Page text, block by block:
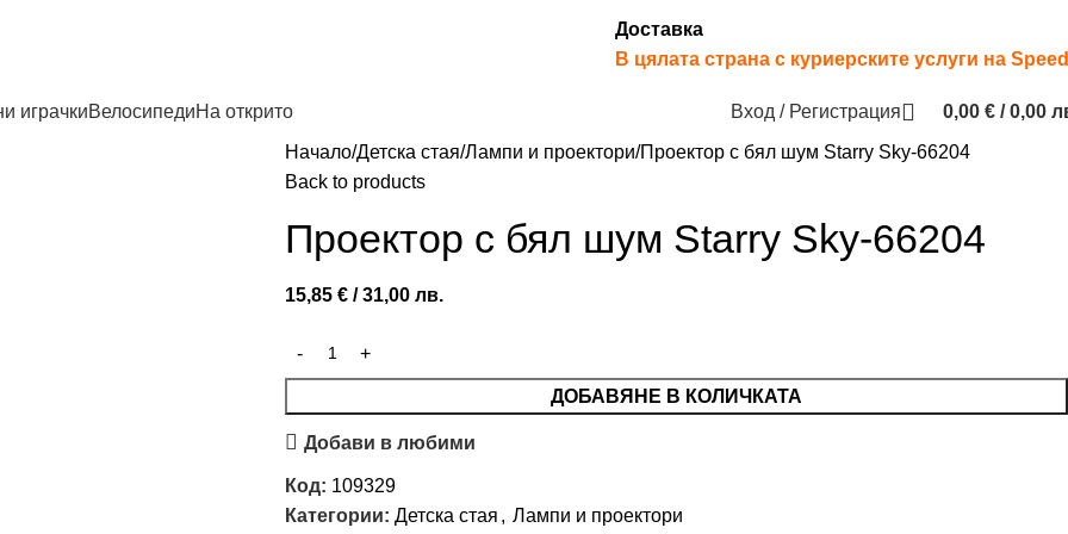
Доставка
В цялата страна с куриерските услуги на
играчкиВелосипедиНа открито Вход / Регистрация 0,00 € / 0,00
Начало Детска стая Лампи и проектори Проектор с бял шум Starry Sky-66204
Back to products
Проектор с бял шум Starry Sky-66204
15,85 € / 31,00 лв.
ДОБАВЯНЕ В КОЛИЧКАТА
Добави в любими
Код: 109329
Категории: Детска стая , Лампи и проектори